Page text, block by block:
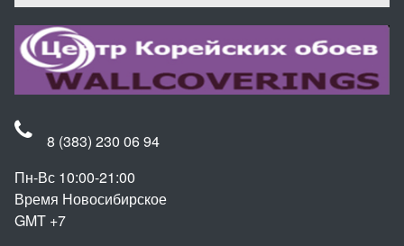
8 (383) 230 06 94
Пн-Вс 10:00-21:00
Время Новосибирское
GMT +7